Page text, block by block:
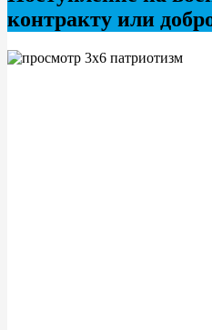
контракту или